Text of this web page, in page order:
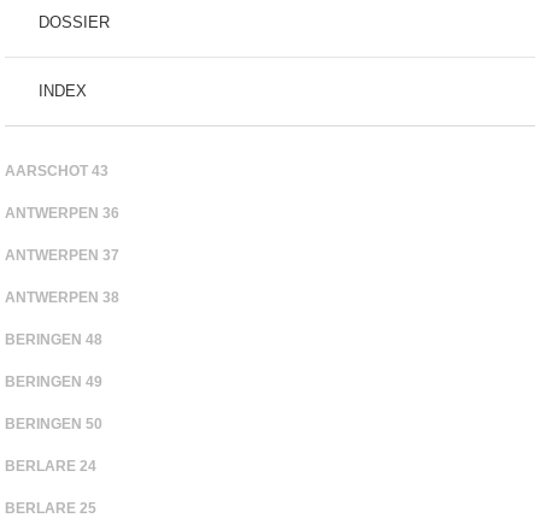
DOSSIER
INDEX
AARSCHOT 43
ANTWERPEN 36
ANTWERPEN 37
ANTWERPEN 38
BERINGEN 48
BERINGEN 49
BERINGEN 50
BERLARE 24
BERLARE 25